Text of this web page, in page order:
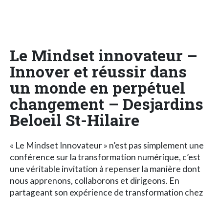
Le Mindset innovateur –
Innover et réussir dans
un monde en perpétuel
changement – Desjardins
Beloeil St-Hilaire
« Le Mindset Innovateur » n’est pas simplement une
conférence sur la transformation numérique, c’est
une véritable invitation à repenser la manière dont
nous apprenons, collaborons et dirigeons. En
partageant son expérience de transformation chez